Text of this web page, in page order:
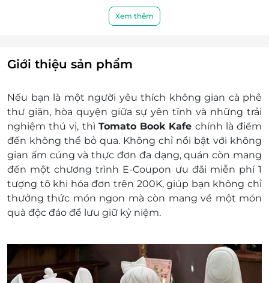
quà có chứa mã eVoucher (dạng chữ số/
Bước 3: Nhân viên tại điểm xác thực mã và
áp dụng mã ưu đãi cho khách hàng.
South, Nguyễn Hữu Thọ, X. Phước Kiển, Huyện
Nhà Bè, TP. HCM
Trong trường hợp quán không còn chỗ trống,
Tomato Book Kafe xin cáo lỗi và hẹn phục vụ
khách hàng vào thời điểm khác.
Hotline đặt chỗ trước (nếu có): 088 605 8181 -
0899 453 838
Điều kiện:
Áp dụng cho dùng tại chỗ hoặc mua mang
Chỉ áp dụng 1 voucher/hóa đơn cho sản
phẩm nguyên giá (bao gồm sản phẩm mới)
Vui lòng đưa mã ưu đãi cho nhân viên trước
Xem thêm
Giới thiệu sản phẩm
Nếu bạn là một người yêu thích không gian cà phê
thư giãn, hòa quyện giữa sự yên tĩnh và những trải
nghiệm thú vị, thì Tomato Book Kafe chính là điểm
đến không thể bỏ qua. Không chỉ nổi bật với không
gian ấm cúng và thực đơn đa dạng, quán còn mang
đến một chương trình E-Coupon ưu đãi miễn phí 1
tượng tô khi hóa đơn trên 200K, giúp bạn không chỉ
thưởng thức món ngon mà còn mang về một món
quà độc đáo để lưu giữ kỷ niệm.